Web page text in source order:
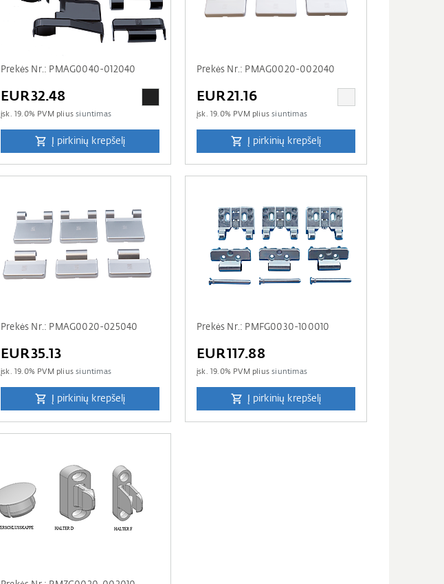
Prekės Nr.: PMAG0040-012040
EUR32.48
įsk. 19.0% PVM pliussiuntimas
Į pirkinių krepšelį
Prekės Nr.: PMAG0020-002040
EUR21.16
įsk. 19.0% PVM pliussiuntimas
Į pirkinių krepšelį
Prekės Nr.: PMAG0020-025040
EUR35.13
įsk. 19.0% PVM pliussiuntimas
Į pirkinių krepšelį
Prekės Nr.: PMFG0030-100010
EUR117.88
įsk. 19.0% PVM pliussiuntimas
Į pirkinių krepšelį